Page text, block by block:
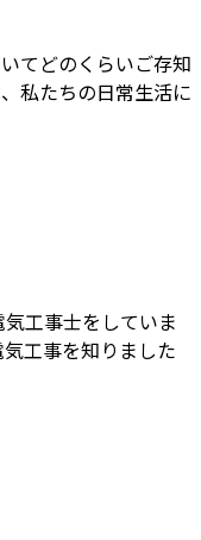
てどのくらいご存知
私たちの日常生活に
工事士をしていま
工事を知りました